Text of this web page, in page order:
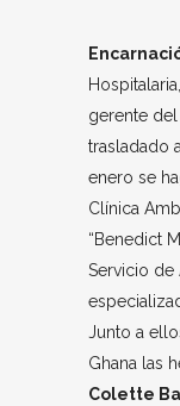
gerente
trasladado
enero se
Clínica
“Benedict
Servicio de
Junto a
Ghana las
Colette